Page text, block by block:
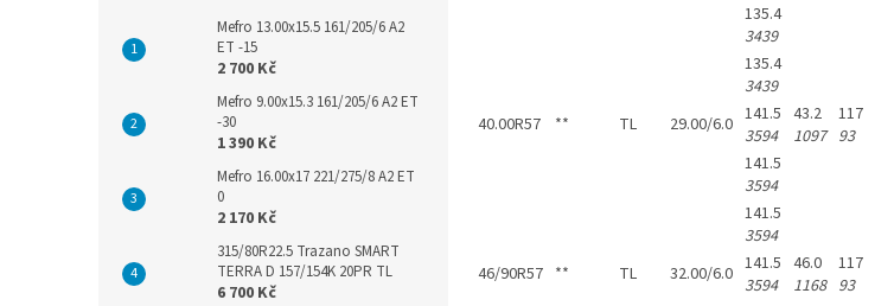
Mefro 13.00x15.5 161/205/6 A2
ET -15
2 700 Kč
Mefro 9.00x15.3 161/205/6 A2 ET
-30
1 390 Kč
Mefro 16.00x17 221/275/8 A2 ET
0
2 170 Kč
315/80R22.5 Trazano SMART
TERRA D 157/154K 20PR TL
6 700 Kč
135.4
3439
135.4
3439
40.00R57 ** TL 29.00/6.0 141.5
3594
43.2
1097
117
93
141.5
3594
141.5
3594
46/90R57 ** TL 32.00/6.0 141.5
3594
46.0
1168
117
93